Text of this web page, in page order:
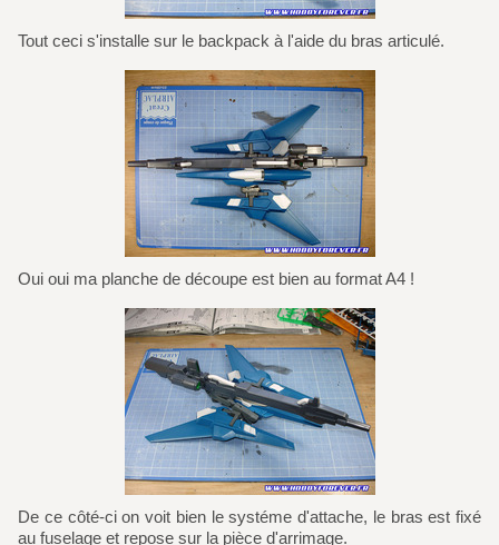
Tout ceci s'installe sur le backpack à l'aide du bras articulé.
Oui oui ma planche de découpe est bien au format A4 !
De ce côté-ci on voit bien le systéme d'attache, le bras est fixé
au fuselage et repose sur la pièce d'arrimage.